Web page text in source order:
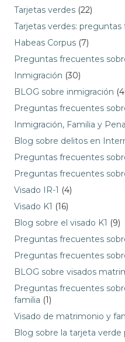
Tarjetas verdes (22)
Tarjetas verdes:
Habeas Corpus (7)
Preguntas frecuentes
Inmigración (30)
BLOG sobre inmigración
Preguntas frecuentes
Inmigración, Familia y
Blog sobre delitos en
Preguntas frecuentes
Preguntas frecuentes
Visado IR-1 (4)
Visado K1 (16)
Blog sobre el visado K1 (9)
Preguntas frecuentes
Preguntas frecuentes
BLOG sobre visados
Preguntas frecuentes
familia (1)
Visado de matrimonio y
Blog sobre la tarjeta